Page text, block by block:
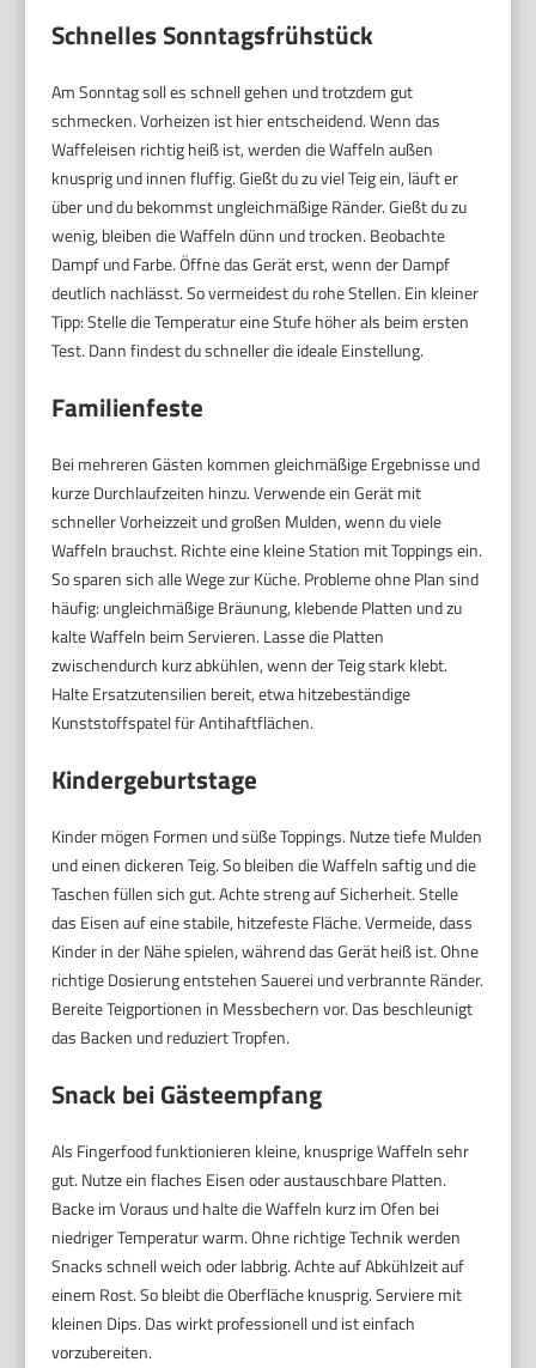
Schnelles Sonntagsfrühstück
Am Sonntag soll es schnell gehen und trotzdem gut
schmecken. Vorheizen ist hier entscheidend. Wenn das
Waffeleisen richtig heiß ist, werden die Waffeln außen
knusprig und innen fluffig. Gießt du zu viel Teig ein, läuft er
über und du bekommst ungleichmäßige Ränder. Gießt du zu
wenig, bleiben die Waffeln dünn und trocken. Beobachte
Dampf und Farbe. Öffne das Gerät erst, wenn der Dampf
deutlich nachlässt. So vermeidest du rohe Stellen. Ein kleiner
Tipp: Stelle die Temperatur eine Stufe höher als beim ersten
Test. Dann findest du schneller die ideale Einstellung.
Familienfeste
Bei mehreren Gästen kommen gleichmäßige Ergebnisse und
kurze Durchlaufzeiten hinzu. Verwende ein Gerät mit
schneller Vorheizzeit und großen Mulden, wenn du viele
Waffeln brauchst. Richte eine kleine Station mit Toppings ein.
So sparen sich alle Wege zur Küche. Probleme ohne Plan sind
häufig: ungleichmäßige Bräunung, klebende Platten und zu
kalte Waffeln beim Servieren. Lasse die Platten
zwischendurch kurz abkühlen, wenn der Teig stark klebt.
Halte Ersatzutensilien bereit, etwa hitzebeständige
Kunststoffspatel für Antihaftflächen.
Kindergeburtstage
Kinder mögen Formen und süße Toppings. Nutze tiefe Mulden
und einen dickeren Teig. So bleiben die Waffeln saftig und die
Taschen füllen sich gut. Achte streng auf Sicherheit. Stelle
das Eisen auf eine stabile, hitzefeste Fläche. Vermeide, dass
Kinder in der Nähe spielen, während das Gerät heiß ist. Ohne
richtige Dosierung entstehen Sauerei und verbrannte Ränder.
Bereite Teigportionen in Messbechern vor. Das beschleunigt
das Backen und reduziert Tropfen.
Snack bei Gästeempfang
Als Fingerfood funktionieren kleine, knusprige Waffeln sehr
gut. Nutze ein flaches Eisen oder austauschbare Platten.
Backe im Voraus und halte die Waffeln kurz im Ofen bei
niedriger Temperatur warm. Ohne richtige Technik werden
Snacks schnell weich oder labbrig. Achte auf Abkühlzeit auf
einem Rost. So bleibt die Oberfläche knusprig. Serviere mit
kleinen Dips. Das wirkt professionell und ist einfach
vorzubereiten.